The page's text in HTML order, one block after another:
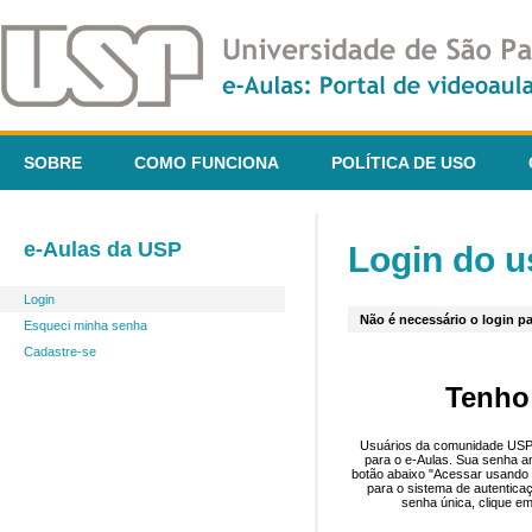
SOBRE COMO FUNCIONA POLÍTICA DE USO
e-Aulas da USP
Login
Esqueci minha senha
Cadastre-se
Login do
Não é necessário o login
Usuários da comunidade
para o e-Aulas. Sua senha
botão abaixo "Acessar
para o sistema de
senha única, clique